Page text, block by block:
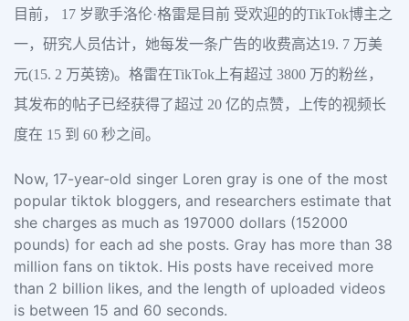
目前， 17 岁歌手洛伦·格雷是目前 受欢迎的的TikTok博主之
一，研究人员估计，她每发一条广告的收费高达19. 7 万美
元(15. 2 万英镑)。格雷在TikTok上有超过 3800 万的粉丝，
其发布的帖子已经获得了超过 20 亿的点赞，上传的视频长
度在 15 到 60 秒之间。
Now, 17-year-old singer Loren gray is one of the most
popular tiktok bloggers, and researchers estimate that
she charges as much as 197000 dollars (152000
pounds) for each ad she posts. Gray has more than 38
million fans on tiktok. His posts have received more
than 2 billion likes, and the length of uploaded videos
is between 15 and 60 seconds.